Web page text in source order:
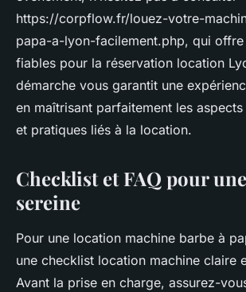
https://corpflow.fr/louez-votre-
papa-a-lyon-facilement.php, qui
fiables pour la réservation location
démarche vous garantit une
en maîtrisant parfaitement les
et pratiques liés à la location.
Checklist et FAQ pour
sereine
Pour une location machine barbe à
une checklist location machine claire
Avant la prise en charge, assurez-